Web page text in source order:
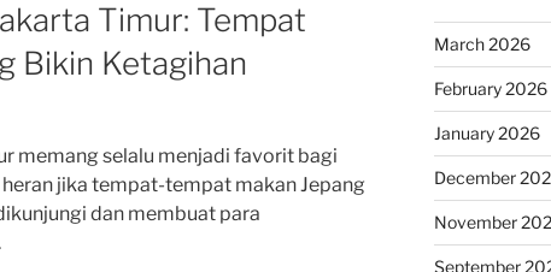
Timur: Tempat
Bikin Ketagihan
memang selalu menjadi favorit bagi
jika tempat-tempat makan Jepang
dan membuat para
March 2026
February 2026
January 2026
December
November
September